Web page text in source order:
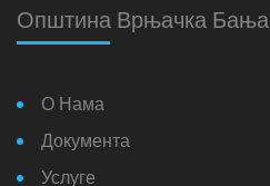
Општина Врњачка Бања
О Нама
Документа
Услуге